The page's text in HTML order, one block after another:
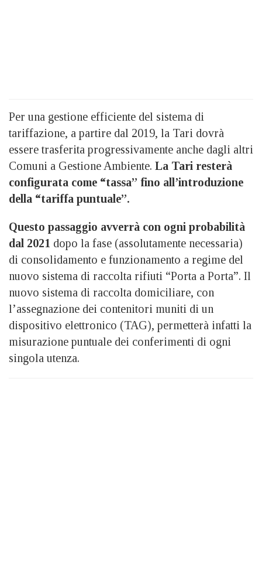
Per una gestione efficiente del sistema di
tariffazione, a partire dal 2019, la Tari dovrà
essere trasferita progressivamente anche dagli altri
Comuni a Gestione Ambiente. La Tari resterà
configurata come “tassa” fino all’introduzione
della “tariffa puntuale”.
Questo passaggio avverrà con ogni probabilità
dal 2021 dopo la fase (assolutamente necessaria)
di consolidamento e funzionamento a regime del
nuovo sistema di raccolta rifiuti “Porta a Porta”. Il
nuovo sistema di raccolta domiciliare, con
l’assegnazione dei contenitori muniti di un
dispositivo elettronico (TAG), permetterà infatti la
misurazione puntuale dei conferimenti di ogni
singola utenza.